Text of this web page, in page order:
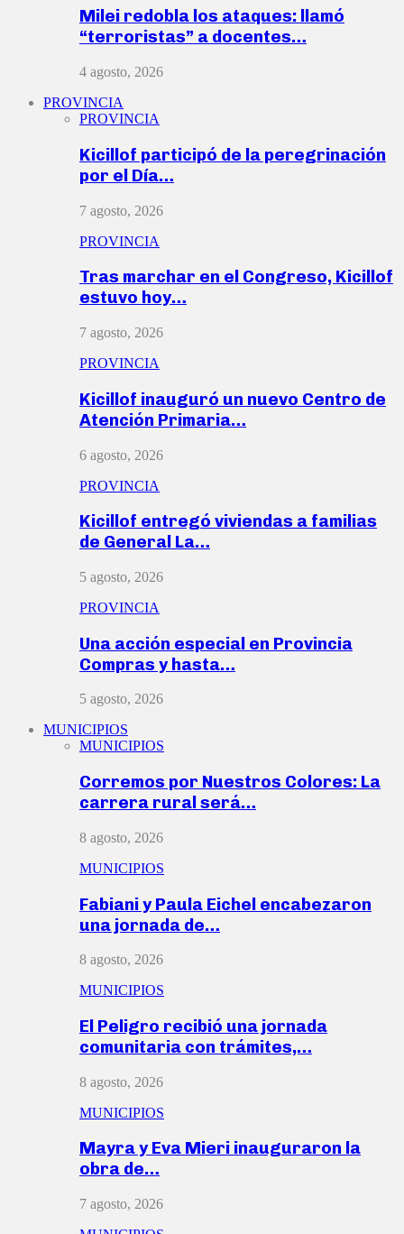
Milei redobla los ataques: llamó
“terroristas” a docentes…
4 agosto, 2026
PROVINCIA
PROVINCIA
Kicillof participó de la peregrinación
por el Día…
7 agosto, 2026
PROVINCIA
Tras marchar en el Congreso, Kicillof
estuvo hoy…
7 agosto, 2026
PROVINCIA
Kicillof inauguró un nuevo Centro de
Atención Primaria…
6 agosto, 2026
PROVINCIA
Kicillof entregó viviendas a familias
de General La…
5 agosto, 2026
PROVINCIA
Una acción especial en Provincia
Compras y hasta…
5 agosto, 2026
MUNICIPIOS
MUNICIPIOS
Corremos por Nuestros Colores: La
carrera rural será…
8 agosto, 2026
MUNICIPIOS
Fabiani y Paula Eichel encabezaron
una jornada de…
8 agosto, 2026
MUNICIPIOS
El Peligro recibió una jornada
comunitaria con trámites,…
8 agosto, 2026
MUNICIPIOS
Mayra y Eva Mieri inauguraron la
obra de…
7 agosto, 2026